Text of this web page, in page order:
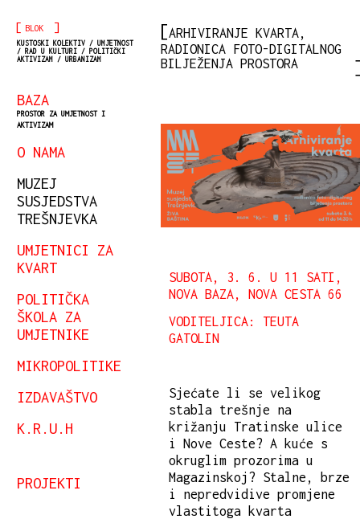
[ BLOK ]
KUSTOSKI KOLEKTIV / UMJETNOST
/ RAD U KULTURI / POLITIČKI
AKTIVIZAM / URBANIZAM
BAZA
PROSTOR ZA UMJETNOST I
AKTIVIZAM
O NAMA
MUZEJ
SUSJEDSTVA
TREŠNJEVKA
UMJETNICI ZA
KVART
POLITIČKA
ŠKOLA ZA
UMJETNIKE
MIKROPOLITIKE
IZDAVAŠTVO
K.R.U.H
PROJEKTI
ARHIVIRANJE KVARTA,
RADIONICA FOTO-DIGITALNOG
BILJEŽENJA PROSTORA
SUBOTA, 3. 6. U 11 SATI,
NOVA BAZA, NOVA CESTA 66
VODITELJICA: TEUTA
GATOLIN
Sjećate li se velikog
stabla trešnje na
križanju Tratinske ulice
i Nove Ceste? A kuće s
okruglim prozorima u
Magazinskoj? Stalne, brze
i nepredvidive promjene
vlastitoga kvarta